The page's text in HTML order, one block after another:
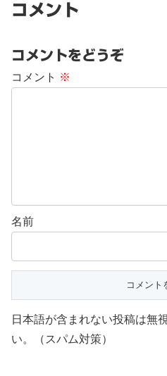
コメント
コメントをどうぞ
コメント ※
名前
日本語が含まれない投稿は無
い。（スパム対策）